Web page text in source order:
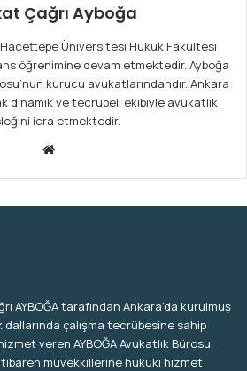
Çağrı Ayboğa
Hacettepe Üniversitesi Hukuk Fakültesi
öğrenimine devam etmektedir. Ayboğa
kurucu avukatlarındandır. Ankara
dinamik ve tecrübeli ekibiyle avukatlık
icra etmektedir.
AYBOĞA tarafından Ankara’da kurulmuş
çalışma tecrübesine sahip
veren AYBOĞA Avukatlık Bürosu,
müvekkillerine hukuki hizmet